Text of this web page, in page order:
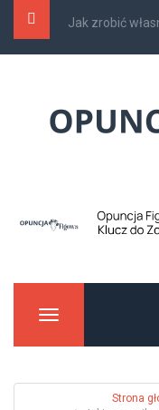
Jak zrobić
Manu
Strona